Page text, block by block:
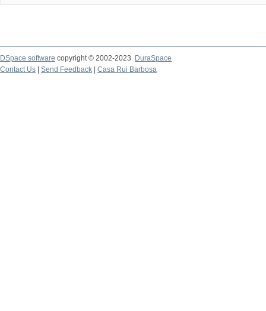
DSpace software copyright © 2002-2023
DuraSpace
Contact Us
Send Feedback Casa Rui Barbosa